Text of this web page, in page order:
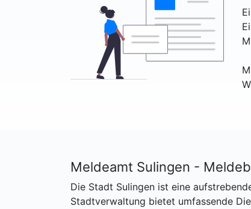
Meldeamt Sulingen -
Die Stadt Sulingen ist eine
Stadtverwaltung bietet umfassende